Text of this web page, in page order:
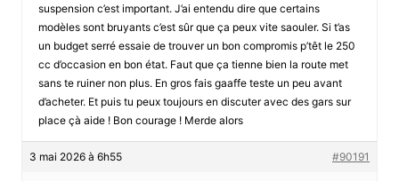
suspension c’est important. J’ai entendu dire que certains
modèles sont bruyants c’est sûr que ça peux vite saouler. Si t’as
un budget serré essaie de trouver un bon compromis p’têt le 250
cc d’occasion en bon état. Faut que ça tienne bien la route met
sans te ruiner non plus. En gros fais gaaffe teste un peu avant
d’acheter. Et puis tu peux toujours en discuter avec des gars sur
place çà aide ! Bon courage ! Merde alors
3 mai 2026 à 6h55 #90191